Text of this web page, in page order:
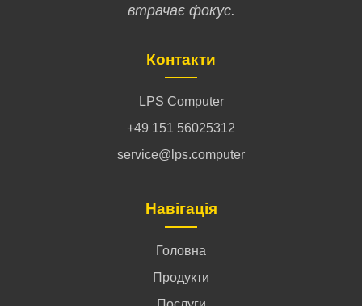
втрачає фокус.
Контакти
LPS Computer
+49 151 56025312
service@lps.computer
Навігація
Головна
Продукти